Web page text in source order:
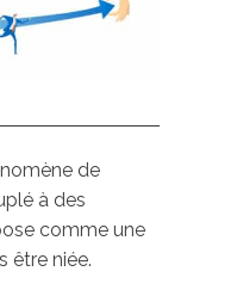
de
à des
comme une
être niée.